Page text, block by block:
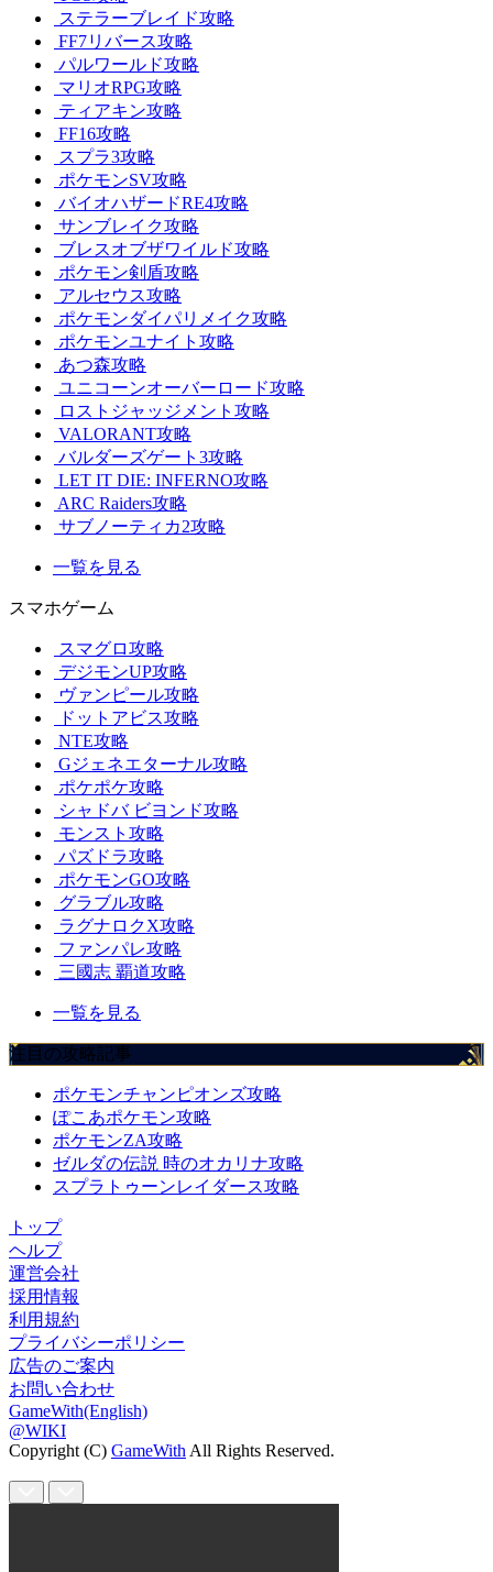
ステラーブレイド攻略
FF7リバース攻略
パルワールド攻略
マリオRPG攻略
ティアキン攻略
FF16攻略
スプラ3攻略
ポケモンSV攻略
バイオハザードRE4攻略
サンブレイク攻略
ブレスオブザワイルド攻略
ポケモン剣盾攻略
アルセウス攻略
ポケモンダイパリメイク攻略
ポケモンユナイト攻略
あつ森攻略
ユニコーンオーバーロード攻略
ロストジャッジメント攻略
VALORANT攻略
バルダーズゲート3攻略
LET IT DIE: INFERNO攻略
ARC Raiders攻略
サブノーティカ2攻略
一覧を見る
スマホゲーム
スマグロ攻略
デジモンUP攻略
ヴァンピール攻略
ドットアビス攻略
NTE攻略
Gジェネエターナル攻略
ポケポケ攻略
シャドバ ビヨンド攻略
モンスト攻略
パズドラ攻略
ポケモンGO攻略
グラブル攻略
ラグナロクX攻略
ファンパレ攻略
三國志 覇道攻略
一覧を見る
注目の攻略記事
ポケモンチャンピオンズ攻略
ぽこあポケモン攻略
ポケモンZA攻略
ゼルダの伝説 時のオカリナ攻略
スプラトゥーンレイダース攻略
トップ
ヘルプ
運営会社
採用情報
利用規約
プライバシーポリシー
広告のご案内
お問い合わせ
GameWith(English)
@WIKI
Copyright (C) GameWith All Rights Reserved.